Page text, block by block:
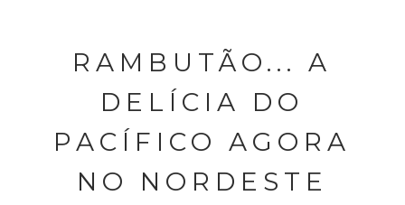
RAMBUTÃO... A
DELÍCIA DO
PACÍFICO AGORA
NO NORDESTE